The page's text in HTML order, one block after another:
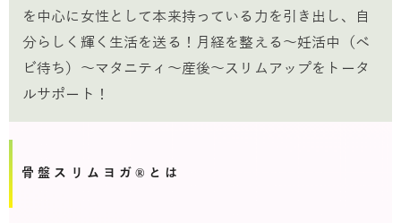
を中心に女性として本来持っている力を引き出し、自
分らしく輝く生活を送る！月経を整える～妊活中（ベ
ビ待ち）～マタニティ～産後～スリムアップをトータ
ルサポート！
骨盤スリムヨガ®とは